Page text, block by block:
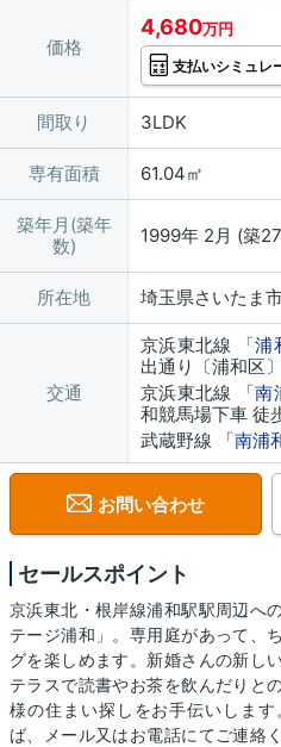
価格
4,680万円
支払いシミュレ
間取り 3LDK
専有面積 61.04㎡
築年月(築年
数)
1999年 2月 (築
所在地 埼玉県さいたま
交通
京浜東北線 「浦
出通り〔浦和区
京浜東北線 「南
和競馬場下車 徒
武蔵野線 「南浦
お問い合わせ
セールスポイント
京浜東北・根岸線浦和駅駅周辺へ
テージ浦和」。専用庭があって、
グを楽しめます。新婚さんの新し
テラスで読書やお茶を飲んだりと
様の住まい探しをお手伝いしま
ば、メール又はお電話にてご連絡